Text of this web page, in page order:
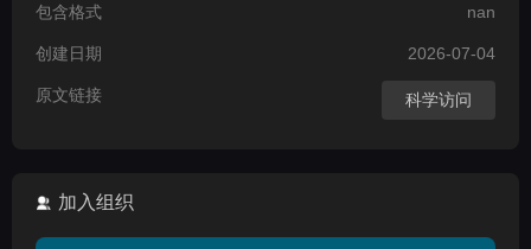
包含格式 nan
创建日期 2026-07-04
原文链接 科学访问
加入组织